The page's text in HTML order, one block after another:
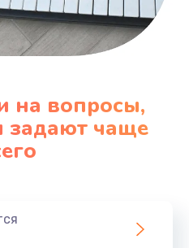
на вопросы,
задают чаще